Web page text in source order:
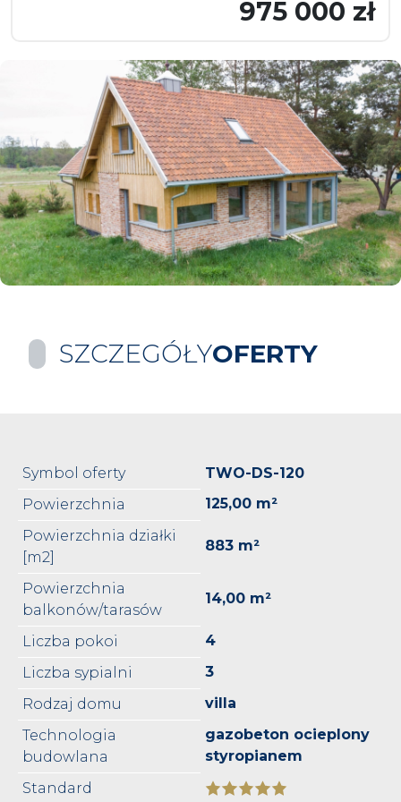
975 000 zł
SZCZEGÓŁYOFERTY
Symbol oferty
TWO-DS-120
Powierzchnia
125,00 m²
Powierzchnia działki
[m2]
883 m²
Powierzchnia
balkonów/tarasów
14,00 m²
Liczba pokoi
4
Liczba sypialni
3
Rodzaj domu
villa
Technologia
budowlana
gazobeton ocieplony
styropianem
Standard